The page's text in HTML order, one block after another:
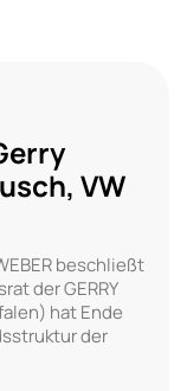
VW
be­schließt
der GERRY
hat Ende
der